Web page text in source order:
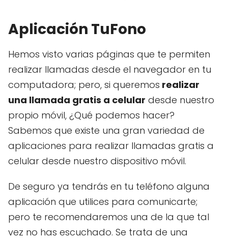
Aplicación TuFono
Hemos visto varias páginas que te permiten
realizar llamadas desde el navegador en tu
computadora; pero, si queremos realizar
una llamada gratis a celular desde nuestro
propio móvil, ¿Qué podemos hacer?
Sabemos que existe una gran variedad de
aplicaciones para realizar llamadas gratis a
celular desde nuestro dispositivo móvil.
De seguro ya tendrás en tu teléfono alguna
aplicación que utilices para comunicarte;
pero te recomendaremos una de la que tal
vez no has escuchado. Se trata de una